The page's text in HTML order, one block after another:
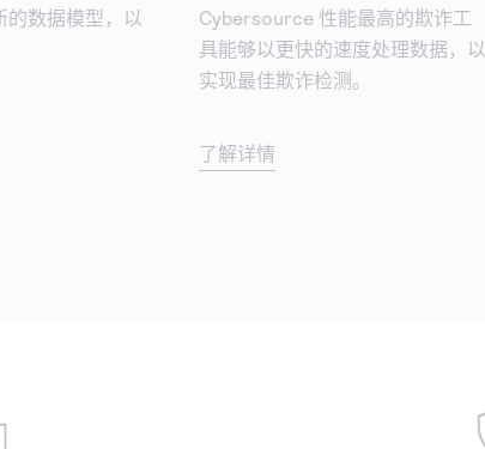
的数据模型，以
Cybersource 性能最高的欺诈工
具能够以更快的速度处理数据，以
实现最佳欺诈检测。
了解详情